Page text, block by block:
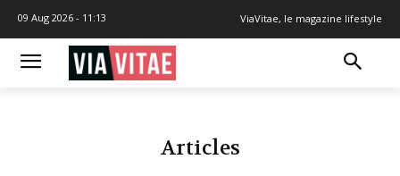
09 Aug 2026 - 11:13 ViaVitae, le magazine lifestyle
Articles